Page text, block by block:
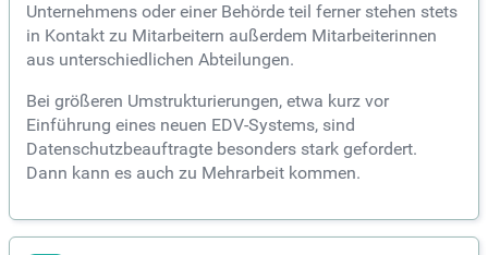
Unternehmens oder einer Behörde teil ferner stehen stets
in Kontakt zu Mitarbeitern außerdem Mitarbeiterinnen
aus unterschiedlichen Abteilungen.
Bei größeren Umstrukturierungen, etwa kurz vor
Einführung eines neuen EDV-Systems, sind
Datenschutzbeauftragte besonders stark gefordert.
Dann kann es auch zu Mehrarbeit kommen.